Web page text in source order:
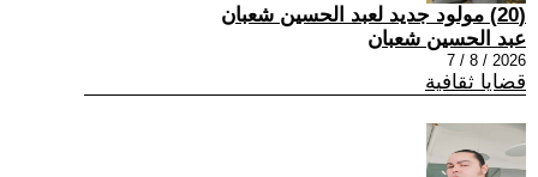
(20) مولود جديد لعبد الحسين شعبان
عبد الحسين شعبان
2026 / 8 / 7
قضايا ثقافية